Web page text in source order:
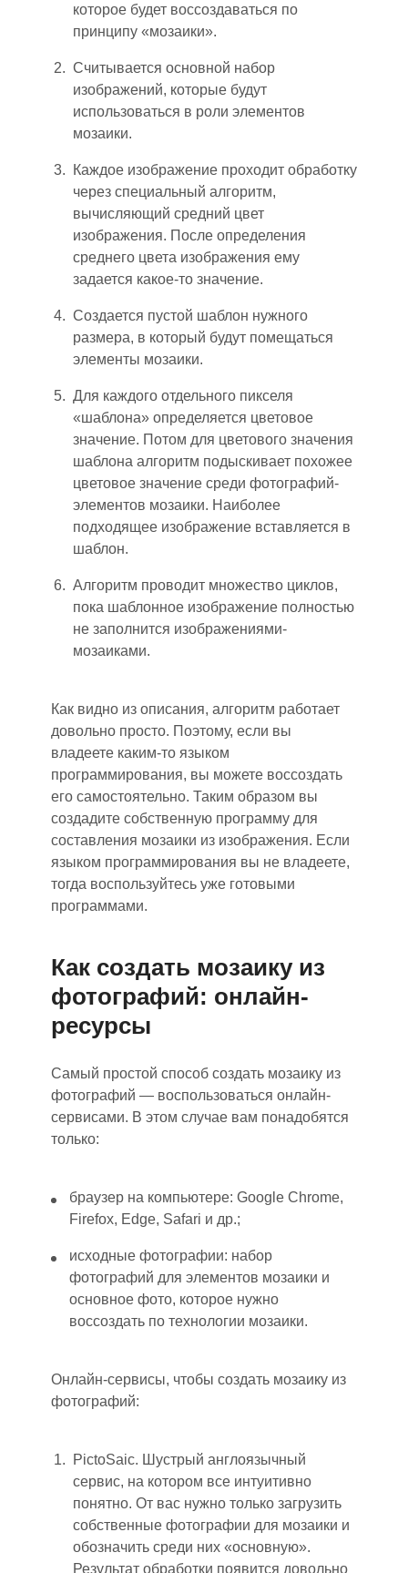
которое будет воссоздаваться по
принципу «мозаики».
Считывается основной набор
изображений, которые будут
использоваться в роли элементов
мозаики.
Каждое изображение проходит обработку
через специальный алгоритм,
вычисляющий средний цвет
изображения. После определения
среднего цвета изображения ему
задается какое-то значение.
Создается пустой шаблон нужного
размера, в который будут помещаться
элементы мозаики.
Для каждого отдельного пикселя
«шаблона» определяется цветовое
значение. Потом для цветового значения
шаблона алгоритм подыскивает похожее
цветовое значение среди фотографий-
элементов мозаики. Наиболее
подходящее изображение вставляется в
шаблон.
Алгоритм проводит множество циклов,
пока шаблонное изображение полностью
не заполнится изображениями-
мозаиками.
Как видно из описания, алгоритм работает
довольно просто. Поэтому, если вы
владеете каким-то языком
программирования, вы можете воссоздать
его самостоятельно. Таким образом вы
создадите собственную программу для
составления мозаики из изображения. Если
языком программирования вы не владеете,
тогда воспользуйтесь уже готовыми
программами.
Как создать мозаику из
фотографий: онлайн-
ресурсы
Самый простой способ создать мозаику из
фотографий — воспользоваться онлайн-
сервисами. В этом случае вам понадобятся
только:
браузер на компьютере: Google Chrome,
Firefox, Edge, Safari и др.;
исходные фотографии: набор
фотографий для элементов мозаики и
основное фото, которое нужно
воссоздать по технологии мозаики.
Онлайн-сервисы, чтобы создать мозаику из
фотографий:
PictoSaic. Шустрый англоязычный
сервис, на котором все интуитивно
понятно. От вас нужно только загрузить
собственные фотографии для мозаики и
обозначить среди них «основную».
Результат обработки появится довольно